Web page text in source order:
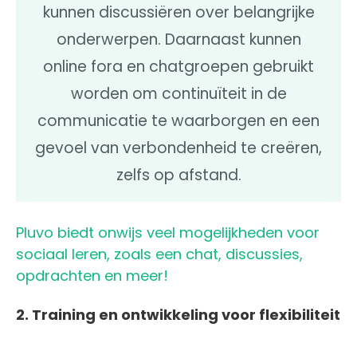
kunnen discussiëren over belangrijke
onderwerpen. Daarnaast kunnen
online fora en chatgroepen gebruikt
worden om continuïteit in de
communicatie te waarborgen en een
gevoel van verbondenheid te creëren,
zelfs op afstand.
Pluvo biedt onwijs veel mogelijkheden voor
sociaal leren, zoals een chat, discussies,
opdrachten en meer!
2. Training en ontwikkeling voor flexibiliteit